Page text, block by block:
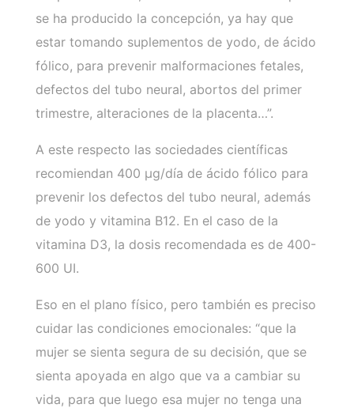
se ha producido la concepción, ya hay que
estar tomando suplementos de yodo, de ácido
fólico, para prevenir malformaciones fetales,
defectos del tubo neural, abortos del primer
trimestre, alteraciones de la placenta…”.
A este respecto las sociedades científicas
recomiendan 400 µg/día de ácido fólico para
prevenir los defectos del tubo neural, además
de yodo y vitamina B12. En el caso de la
vitamina D3, la dosis recomendada es de 400-
600 UI.
Eso en el plano físico, pero también es preciso
cuidar las condiciones emocionales: “que la
mujer se sienta segura de su decisión, que se
sienta apoyada en algo que va a cambiar su
vida, para que luego esa mujer no tenga una